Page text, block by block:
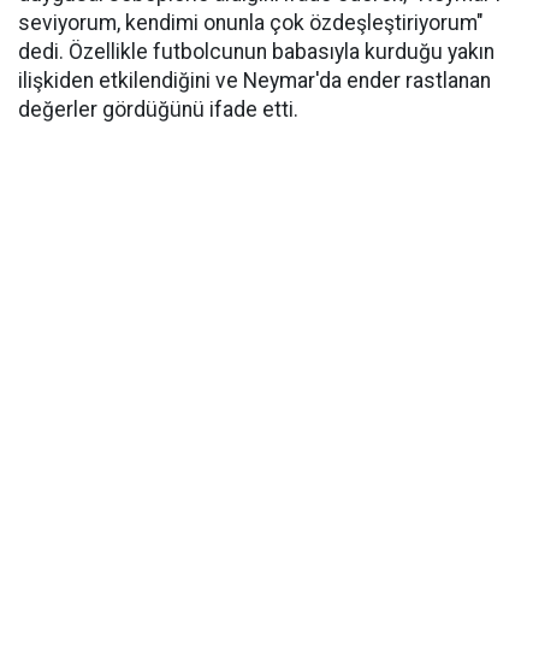
seviyorum, kendimi onunla çok özdeşleştiriyorum"
dedi. Özellikle futbolcunun babasıyla kurduğu yakın
ilişkiden etkilendiğini ve Neymar'da ender rastlanan
değerler gördüğünü ifade etti.